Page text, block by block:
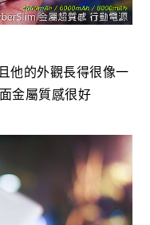
他的外觀長得很像一
金屬質感很好